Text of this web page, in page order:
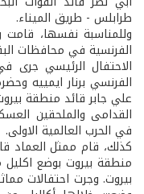
طرابلس - طريق الميناء.
وللمناسبة نفسها، قامت
الفرنسية في محافظات
الاحتفال الرئيسي جرى
الفرنسي برنار ايمييه
علي جابر قائد منطقة
القدامى والملحقين
في الحرب العالمية الاولى.
كذلك، قام ممثل العماد
منطقة بيروت بوضع اكليل
بيروت. وجرت احتفالات